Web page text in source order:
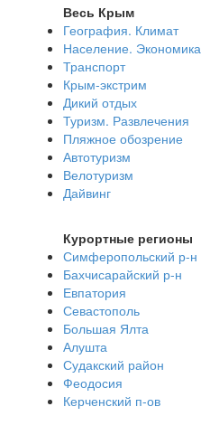
Весь Крым
География. Климат
Население. Экономика
Транспорт
Крым-экстрим
Дикий отдых
Туризм. Развлечения
Пляжное обозрение
Автотуризм
Велотуризм
Дайвинг
Курортные регионы
Симферопольский р-н
Бахчисарайский р-н
Евпатория
Севастополь
Большая Ялта
Алушта
Судакский район
Феодосия
Керченский п-ов